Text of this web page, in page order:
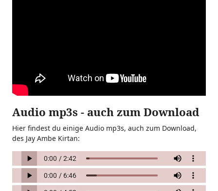
Audio mp3s - auch zum Download
Hier findest du einige Audio mp3s, auch zum Download,
des Jay Ambe Kirtan: